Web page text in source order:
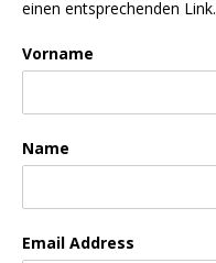
einen entsprechenden Link.
Vorname
Name
Email Address